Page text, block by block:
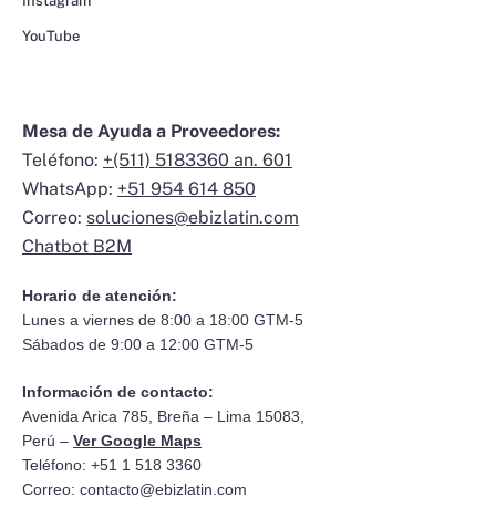
YouTube
Mesa de Ayuda a Proveedores:
Teléfono: +(511) 5183360 an. 601
WhatsApp: +51 954 614 850
Correo: soluciones@ebizlatin.com
Chatbot B2M
Horario de atención:
Lunes a viernes de 8:00 a 18:00 GTM-5
Sábados de 9:00 a 12:00 GTM-5
Información de contacto:
Avenida Arica 785, Breña – Lima 15083,
Perú – Ver Google Maps
Teléfono: +51 1 518 3360
Correo: contacto@ebizlatin.com